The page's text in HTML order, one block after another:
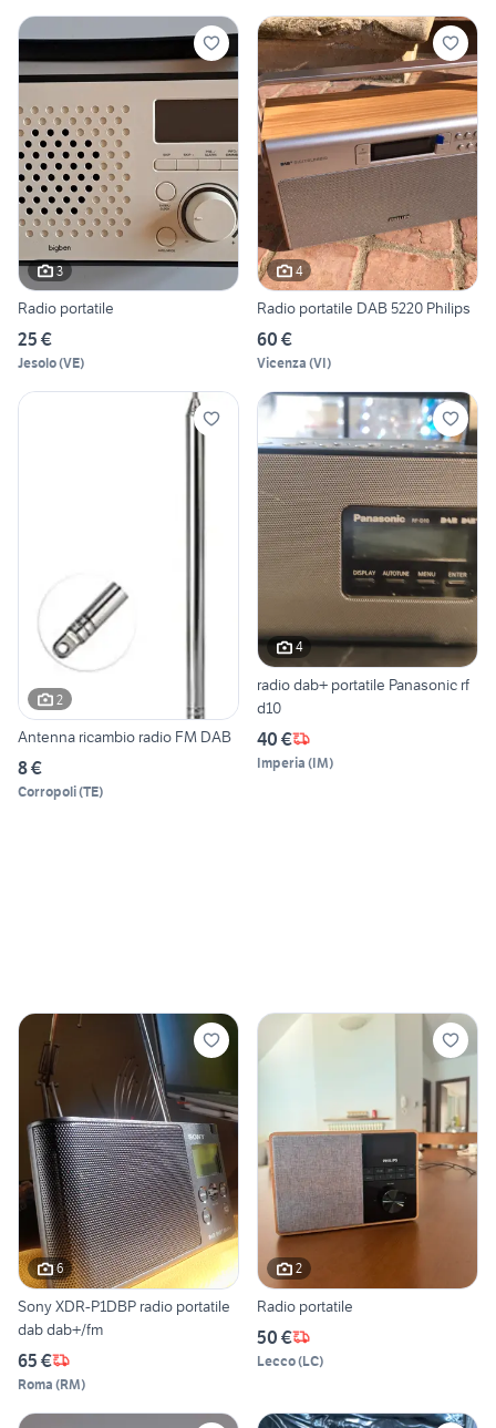
3
Radio portatile
25 €
Jesolo(VE)
4
Radio portatile DAB 5220 Philips
60 €
Vicenza (VI)
2
Antenna ricambio radio FM DAB
8 €
Corropoli(TE)
4
radio dab+ portatile Panasonic rf
d10
40 €
Imperia (IM)
6
Sony XDR-P1DBP radio portatile
dab dab+/fm
65 €
Roma (RM)
2
Radio portatile
50 €
Lecco(LC)